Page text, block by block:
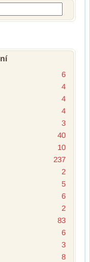
6
4
4
4
3
40
10
237
2
5
6
2
83
6
3
8